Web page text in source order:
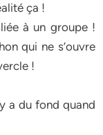
ça !
à un groupe !
qui ne s’ouvre
!
a du fond quand